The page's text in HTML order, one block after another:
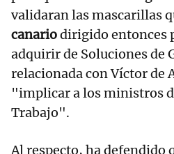
validaran las mascarillas
canariodirigido entonces
adquirir de Soluciones de
relacionada con Víctor de
"implicar a los ministros
Trabajo".
Al respecto, ha defendido